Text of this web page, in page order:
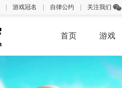
游戏冠名 自律公约 关注我们
首页 游戏